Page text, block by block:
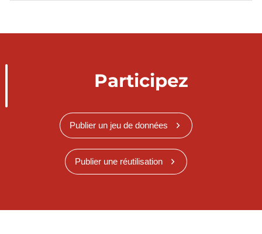
Participez
Publier un jeu de données
Publier une réutilisation